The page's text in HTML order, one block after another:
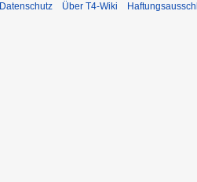
Datenschutz Über T4-Wiki